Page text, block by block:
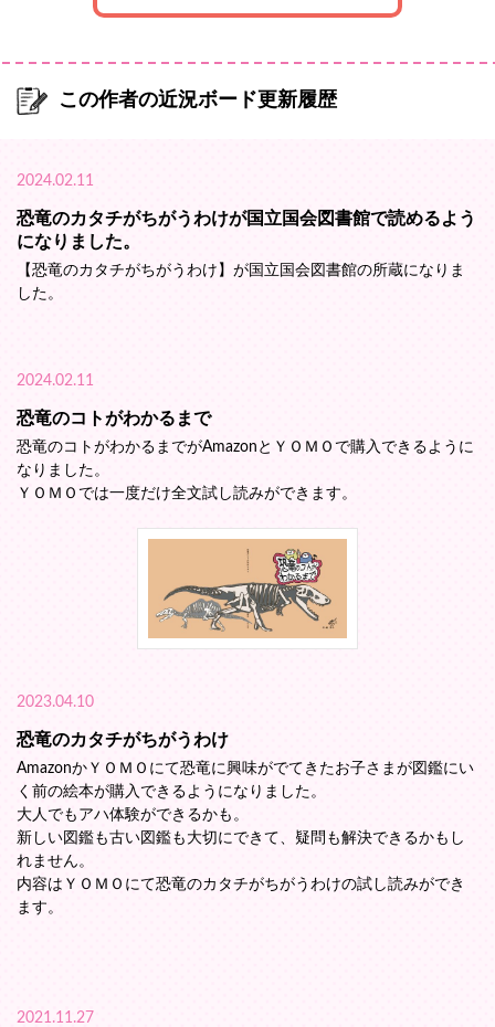
この作者の近況ボード更新履歴
2024.02.11
恐竜のカタチがちがうわけが国立国会図書館で読めるよう
になりました。
【恐竜のカタチがちがうわけ】が国立国会図書館の所蔵になりま
した。
2024.02.11
恐竜のコトがわかるまで
恐竜のコトがわかるまでがAmazonとＹＯＭＯで購入できるように
なりました。
ＹＯＭＯでは一度だけ全文試し読みができます。
2023.04.10
恐竜のカタチがちがうわけ
AmazonかＹＯＭＯにて恐竜に興味がでてきたお子さまが図鑑にい
く前の絵本が購入できるようになりました。
大人でもアハ体験ができるかも。
新しい図鑑も古い図鑑も大切にできて、疑問も解決できるかもし
れません。
内容はＹＯＭＯにて恐竜のカタチがちがうわけの試し読みができ
ます。
2021.11.27